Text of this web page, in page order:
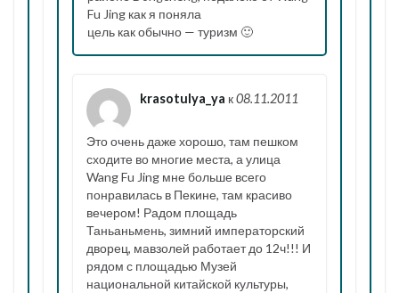
Fu Jing как я поняла
цель как обычно — туризм 🙂
krasotulya_ya к08.11.2011
Это очень даже хорошо, там пешком
сходите во многие места, а улица
Wang Fu Jing мне больше всего
понравилась в Пекине, там красиво
вечером! Радом площадь
Таньаньмень, зимний императорский
дворец, мавзолей работает до 12ч!!! И
рядом с площадью Музей
национальной китайской культуры,